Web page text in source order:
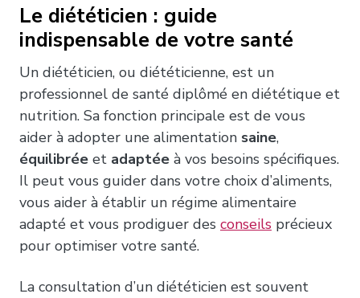
Le diététicien : guide
indispensable de votre santé
Un diététicien, ou diététicienne, est un
professionnel de santé diplômé en diététique et
nutrition. Sa fonction principale est de vous
aider à adopter une alimentation saine,
équilibrée et adaptée à vos besoins spécifiques.
Il peut vous guider dans votre choix d’aliments,
vous aider à établir un régime alimentaire
adapté et vous prodiguer des conseils précieux
pour optimiser votre santé.
La consultation d’un diététicien est souvent